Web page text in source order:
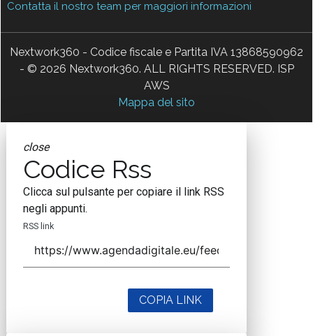
Contatta il nostro team per maggiori informazioni
Nextwork360 - Codice fiscale e Partita IVA 13868590962
- © 2026 Nextwork360. ALL RIGHTS RESERVED. ISP
AWS
Mappa del sito
close
Codice Rss
Clicca sul pulsante per copiare il link RSS
negli appunti.
RSS link
COPIA LINK